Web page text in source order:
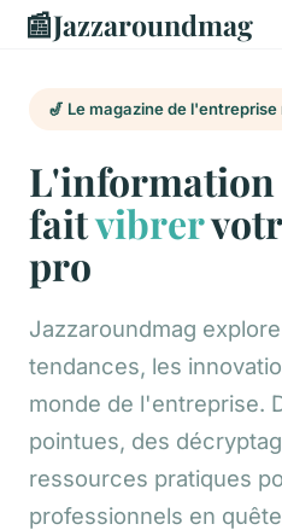
📰Jazzaroundmag
🎷 Le magazine de
L'information
faitvibrer
pro
Jazzaroundmag
tendances, les
monde de l'entreprise.
pointues, des
ressources pratiques
professionnels en